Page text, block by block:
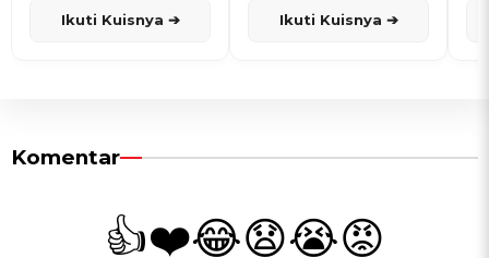
Ikuti Kuisnya ➔ Ikuti Kuisnya ➔
Komentar
👍❤️😂😧😭😡